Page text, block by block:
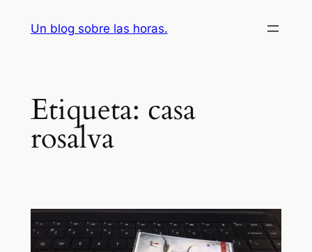
Un blog sobre las horas.
Etiqueta: casa
rosalva